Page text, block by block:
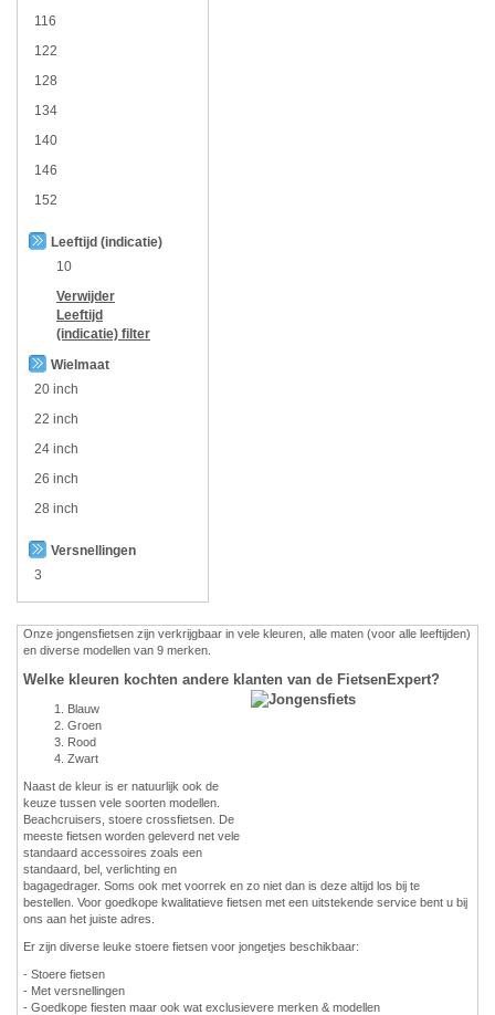
116
122
128
134
140
146
152
Leeftijd (indicatie)
10
Verwijder
Leeftijd
(indicatie) filter
Wielmaat
20 inch
22 inch
24 inch
26 inch
28 inch
Versnellingen
3
Onze jongensfietsen zijn verkrijgbaar in vele kleuren, alle maten (voor alle leeftijden)
en diverse modellen van 9 merken.
Welke kleuren kochten andere klanten van de FietsenExpert?
Blauw
Groen
Rood
Zwart
Naast de kleur is er natuurlijk ook de
keuze tussen vele soorten modellen.
Beachcruisers, stoere crossfietsen. De
meeste fietsen worden geleverd net vele
standaard accessoires zoals een
standaard, bel, verlichting en
bagagedrager. Soms ook met voorrek en zo niet dan is deze altijd los bij te
bestellen. Voor goedkope kwalitatieve fietsen met een uitstekende service bent u bij
ons aan het juiste adres.
Er zijn diverse leuke stoere fietsen voor jongetjes beschikbaar:
- Stoere fietsen
- Met versnellingen
- Goedkope fiesten maar ook wat exclusievere merken & modellen